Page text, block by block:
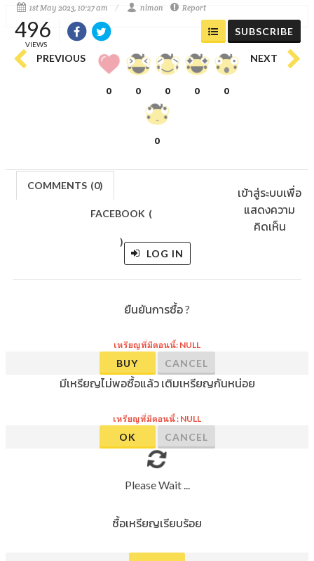
1st May 2023, 10:27 am nimon Report
496
VIEWS
SUBSCRIBE
PREVIOUS NEXT
0 0 0 0 0
0
COMMENTS (0)
FACEBOOK (
)
เข้าสู่ระบบเพื่อ
แสดงความ
คิดเห็น
LOG IN
ยืนยันการซื้อ ?
เหรียญที่มีตอนนี้: NULL
BUY CANCEL
มีเหรียญไม่พอซื้อแล้ว เติมเหรียญกันหน่อย
เหรียญที่มีตอนนี้ : NULL
OK CANCEL
Please Wait ...
ซื้อเหรียญเรียบร้อย